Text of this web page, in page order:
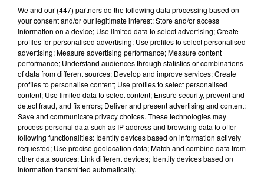
Lecture (4 min 26 sec)
100%
100% Radio les infos des Hautes-Pyrénées
We and our (447) partnersdo the following data processing based on
your consent and/or our legitimate interest: Store and/or access
information on a device; Use limited data to select advertising; Create
profiles for personalised advertising; Use profiles to select personalised
advertising; Measure advertising performance; Measure content
performance; Understand audiences through statistics or combinations
of data from different sources; Develop and improve services; Create
profiles to personalise content; Use profiles to select personalised
content; Use limited data to select content; Ensure security, prevent and
detect fraud, and fix errors; Deliver and present advertising and content;
Save and communicate privacy choices. These technologies may
process personal data such as IP address and browsing data to offer
following functionalities: Identify devices based on information actively
requested; Use precise geolocation data; Match and combine data from
other data sources; Link different devices; Identify devices based on
information transmitted automatically.